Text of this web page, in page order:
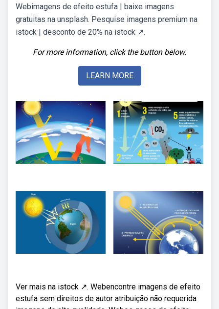
Webimagens de efeito estufa | baixe imagens
gratuitas na unsplash. Pesquise imagens premium na
istock | desconto de 20% na istock ↗.
For more information, click the button below.
LEARN MORE
Ver mais na istock ↗. Webencontre imagens de efeito
estufa sem direitos de autor atribuição não requerida